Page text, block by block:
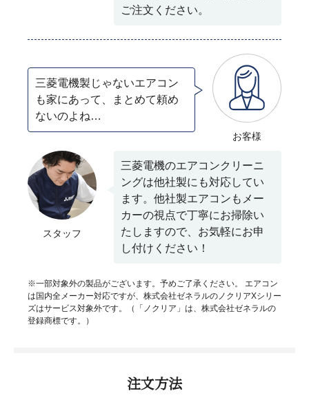
ご注文ください。
お客様
三菱電機製じゃないエアコン
も家にあって、まとめて頼め
ないのよね…
スタッフ
三菱電機のエアコンクリーニ
ングは他社製にも対応してい
ます。他社製エアコンもメー
カーの視点で丁寧にお掃除い
たしますので、お気軽にお申
し付けください！
※一部対象外の製品がございます。予めご了承ください。 エアコン
は国内全メーカー対応ですが、株式会社ゼネラルのノクリアXシリー
ズはサービス対象外です。（「ノクリア」は、株式会社ゼネラルの
登録商標です。）
注文方法